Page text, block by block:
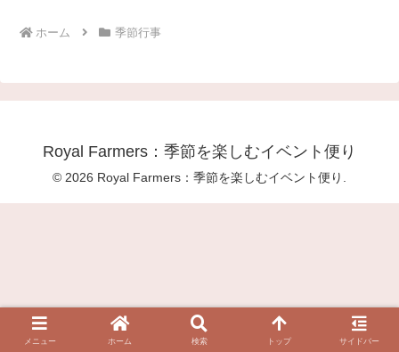
ホーム 季節行事
Royal Farmers：季節を楽しむイベント便り
© 2026 Royal Farmers：季節を楽しむイベント便り.
メニュー ホーム 検索 トップ サイドバー